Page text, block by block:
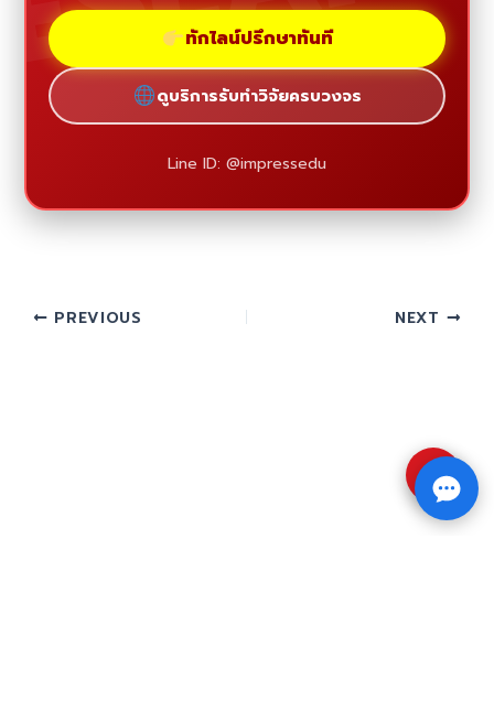
ทักไลน์ปรึกษาทันที
ดูบริการรับทำวิจัยครบวงจร
Line ID: @impressedu
PREVIOUS NEXT
⇧